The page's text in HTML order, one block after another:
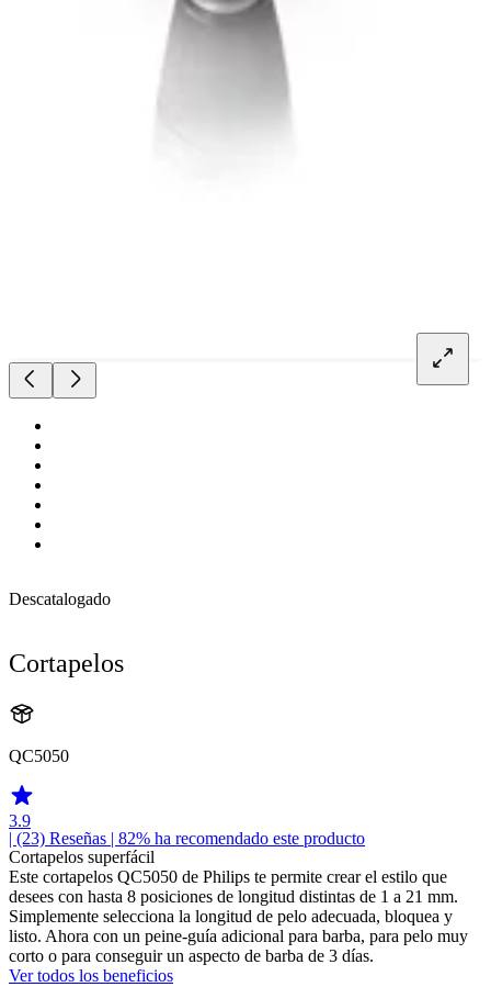
Descatalogado
Cortapelos
QC5050
3.9
| (23) Reseñas | 82% ha recomendado este producto
Cortapelos superfácil
Este cortapelos QC5050 de Philips te permite crear el estilo que
desees con hasta 8 posiciones de longitud distintas de 1 a 21 mm.
Simplemente selecciona la longitud de pelo adecuada, bloquea y
listo. Ahora con un peine-guía adicional para barba, para pelo muy
corto o para conseguir un aspecto de barba de 3 días.
Ver todos los beneficios